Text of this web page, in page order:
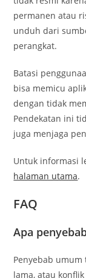
permanen atau
unduh dari
perangkat.
Batasi
bisa memicu
dengan tidak
Pendekatan ini
juga menjaga
Untuk informasi
halaman utama.
FAQ
Apa
Penyebab
lama, atau